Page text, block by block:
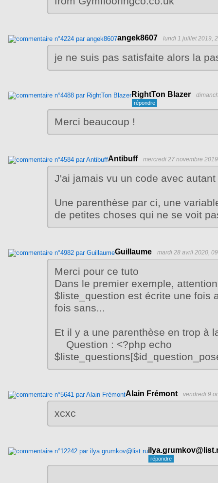
angek8607 lundi 1 juillet 2019,
je ne suis pas satisfaite alors la
RightTon Blazer
Merci beaucoup !
Antibuff mercredi 27 novembre
J'ai jamais vu un code avec
Une parenthèse par ci, une
de petites choses qui ne se voit
Guillaume mardi 28 avril 2020,
Merci pour ce tuto
Dans le premier exemple,
$liste_question est écrite une fois
fois sans...
Et il y a une parenthèse en trop à
Question : <?php echo
Alain Frémont vendredi 9
xcxc